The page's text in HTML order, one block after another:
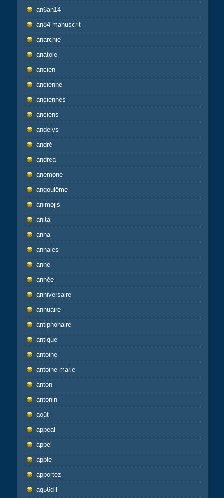
an6an14
an84-manuscrit
anarchie
anatole
ancien
ancienne
anciennes
anciens
andelys
andré
andrea
anemone
angoulême
animojis
anita
anna
annales
anne
année
anniversaire
annuaire
antiphonaire
antique
antoine
antoine-marie
anton
antonin
août
appeal
appel
apple
apportez
aq56d-l